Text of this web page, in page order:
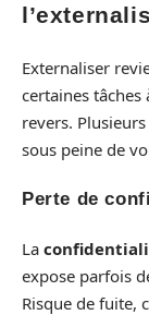
Externaliser
certaines tâches
revers. Plusieurs
sous peine de
Perte de
La
expose parfois
Risque de fuite,